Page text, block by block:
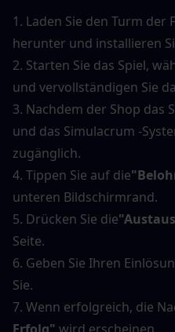
1. Laden Sie den Turm
herunter und installieren
2. Starten Sie das Spiel,
und vervollständigen Sie
3. Nachdem der Shop das
und das Simulacrum -
zugänglich.
4. Tippen Sie auf die
unteren Bildschirmrand.
5. Drücken Sie die
Seite.
6. Geben Sie Ihren
Sie.
7. Wenn erfolgreich, die